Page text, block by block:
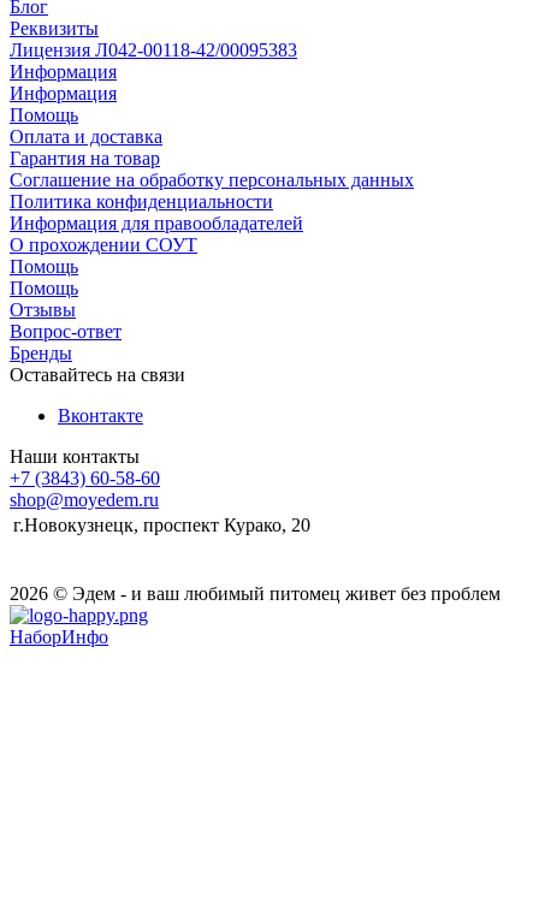
Блог
Реквизиты
Лицензия Л042-00118-42/00095383
Информация
Информация
Помощь
Оплата и доставка
Гарантия на товар
Соглашение на обработку персональных данных
Политика конфиденциальности
Информация для правообладателей
О прохождении СОУТ
Помощь
Помощь
Отзывы
Вопрос-ответ
Бренды
Оставайтесь на связи
Вконтакте
Наши контакты
+7 (3843) 60-58-60
shop@moyedem.ru
г.Новокузнецк, проспект Курако, 20
2026 © Эдем - и ваш любимый питомец живет без проблем
НаборИнфо